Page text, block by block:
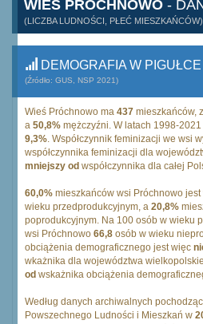
WIEŚ PRÓCHNOWO -
(LICZBA LUDNOŚCI, PŁEĆ MIESZKAŃCÓW)
DEMOGRAFIA W PIGUŁCE
(Źródło: GUS, NSP 2021)
Wieś Próchnowo ma 437 mieszkańców,
a 50,8% mężczyźni. W latach 1998-
9,3%. Współczynnik feminizacji we wsi
współczynnika feminizacji dla
mniejszy od współczynnika dla całej
60,0% mieszkańców wsi Próchnowo
wieku przedprodukcyjnym, a 20,8%
poprodukcyjnym. Na 100 osób w wieku
wsi Próchnowo 66,8 osób w wieku
obciążenia demograficznego jest więc
wkażnika dla województwa
od wskażnika obciążenia
Według danych archiwalnych
Powszechnego Ludności i Mieszkań w